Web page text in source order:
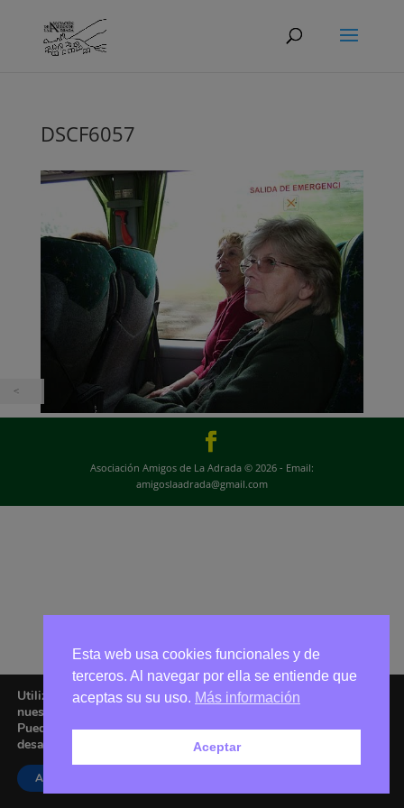
DSCF6057
Asociación Amigos de La Adrada © 2026 - Email:
amigoslaadrada@gmail.com
Utilizamos cookies para ofrecerte la mejor experiencia en
nuestra web.
Puedes aprender más sobre qué cookies utilizamos o
desactivarlas en los
Aceptar
Esta web usa cookies funcionales y de
terceros. Al navegar por ella se entiende que
aceptas su su uso. Más información
Aceptar